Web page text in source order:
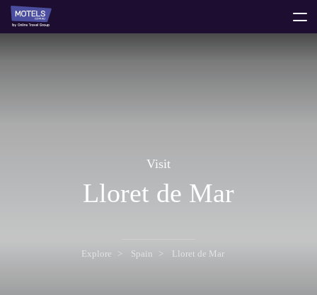
Visit
Lloret de Mar
Explore Spain Lloret de Mar